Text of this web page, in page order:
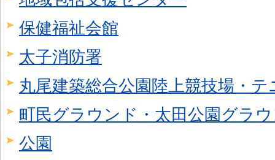
保健福祉会館
太子消防署
丸尾建築総合公園陸上競技場・
町民グラウンド・太田公園グラ
公園